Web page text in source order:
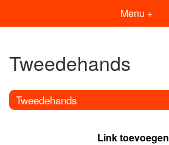
Menu +
Tweedehands
Tweedehands
Link toevoegen